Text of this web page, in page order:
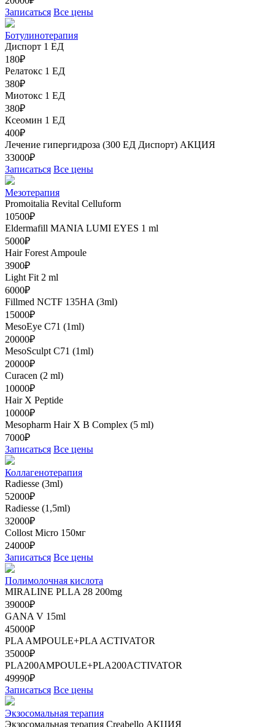
Записаться Все цены
Ботулинотерапия
Диспорт 1 ЕД
180₽
Релатокс 1 ЕД
380₽
Миотокс 1 ЕД
380₽
Ксеомин 1 ЕД
400₽
Лечение гипергидроза (300 ЕД Диспорт) АКЦИЯ
33000₽
Записаться Все цены
Мезотерапия
Promoitalia Revital Celluform
10500₽
Eldermafill MANIA LUMI EYES 1 ml
5000₽
Hair Forest Ampoule
3900₽
Light Fit 2 ml
6000₽
Fillmed NCTF 135HA (3ml)
15000₽
MesoEye C71 (1ml)
20000₽
MesoSculpt C71 (1ml)
20000₽
Curacen (2 ml)
10000₽
Hair X Peptide
10000₽
Mesopharm Hair X В Complex (5 ml)
7000₽
Записаться Все цены
Коллагенотерапия
Radiesse (3ml)
52000₽
Radiesse (1,5ml)
32000₽
Collost Micro 150мг
24000₽
Записаться Все цены
Полимолочная кислота
MIRALINE PLLA 28 200mg
39000₽
GANA V 15ml
45000₽
PLA AMPOULE+PLA ACTIVATOR
35000₽
PLA200AMPOULE+PLA200ACTIVATOR
49990₽
Записаться Все цены
Экзосомальная терапия
Экзосомальная терапия Creabello АКЦИЯ